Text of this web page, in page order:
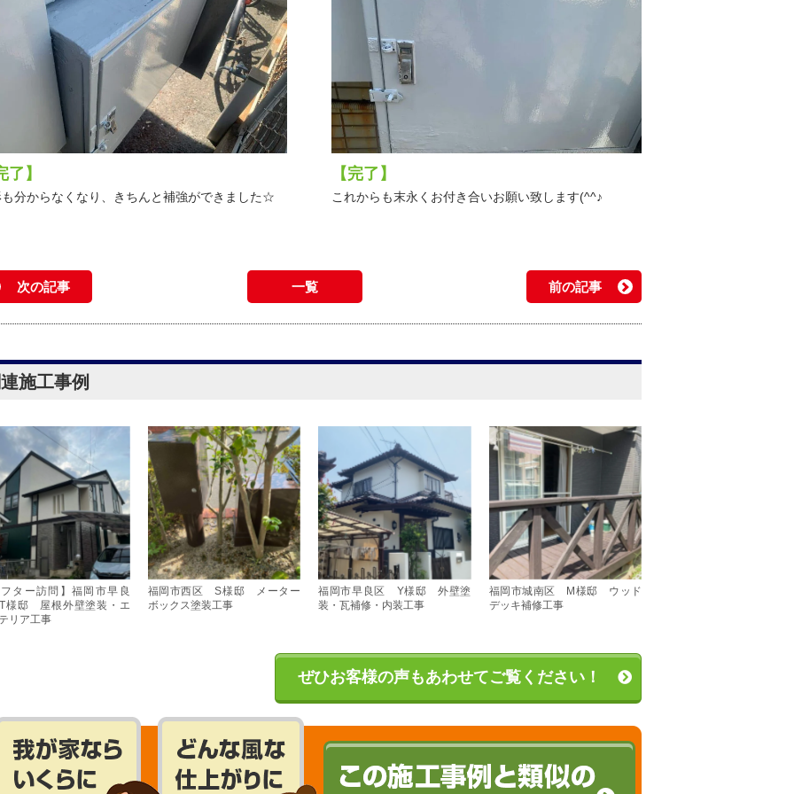
了】
分からなくなり、きちんと補強ができました☆
【完了】
これからも末永くお付き合いお願い致します(^^♪
次の記事 一覧 前の記事
施工事例
ター訪問】福岡市早良
邸 屋根外壁塗装・エ
リア工事
福岡市西区 S様邸 メーター
ボックス塗装工事
福岡市早良区 Y様邸 外壁塗
装・瓦補修・内装工事
福岡市城南区 M様邸 ウッド
デッキ補修工事
ぜひお客様の声もあわせてご覧ください！